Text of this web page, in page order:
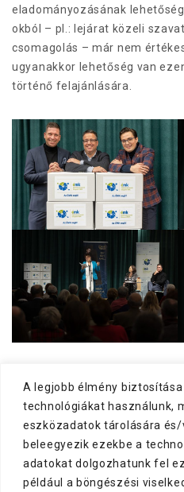
A legjobb élmény
technológiákat használunk,
eszközadatok tárolására és/
beleegyezik ezekbe a
adatokat dolgozhatunk fel
például a böngészési
eladományozásának
okból – pl.: lejárat közeli
csomagolás – már nem
ugyanakkor lehetőség van
történő felajánlására.